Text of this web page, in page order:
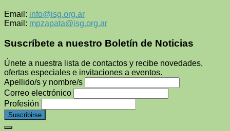
Email: info@isg.org.ar
Email: mpzapata@isg.org.ar
Suscríbete a nuestro Boletín de Noticias
Únete a nuestra lista de contactos y recibe novedades,
ofertas especiales e invitaciones a eventos.
Apellido/s y nombre/s
Correo electrónico
Profesión